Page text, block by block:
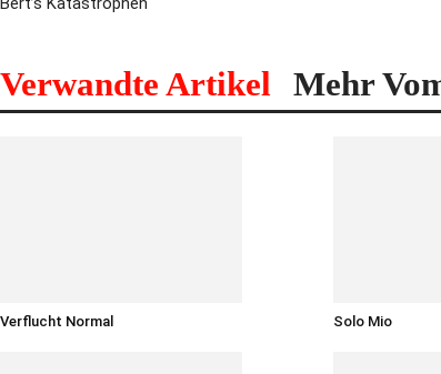
Verwandte Artikel Mehr
Verflucht Normal Solo Mio